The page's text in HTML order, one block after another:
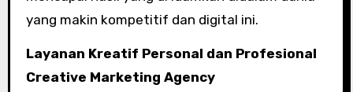
yang makin kompetitif dan digital ini.
Layanan Kreatif Personal dan Profesional
Creative Marketing Agency